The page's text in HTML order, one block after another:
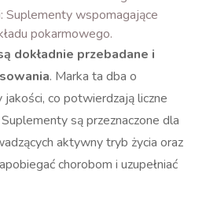
Suplementy wspomagające
pokarmowego.
dokładnie przebadane i
. Marka ta dba o
co potwierdzają liczne
są przeznaczone dla
aktywny tryb życia oraz
chorobom i uzupełniać